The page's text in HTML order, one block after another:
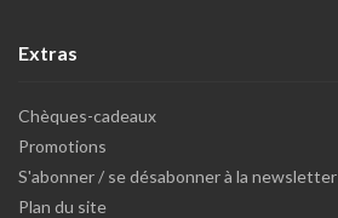
Extras
Chèques-cadeaux
Promotions
S'abonner / se désabonner à la newsletter
Plan du site